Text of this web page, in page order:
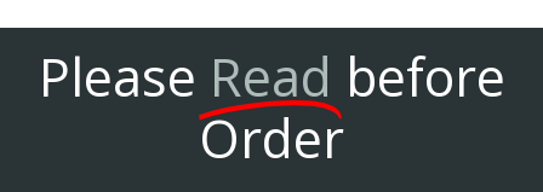
Please Read before
Order